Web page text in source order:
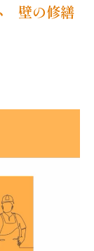
壁の修繕